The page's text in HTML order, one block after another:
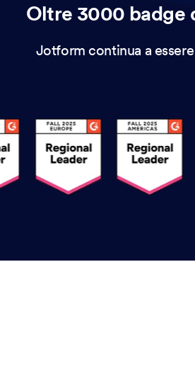
Oltre 3000 badge
Jotform continua a